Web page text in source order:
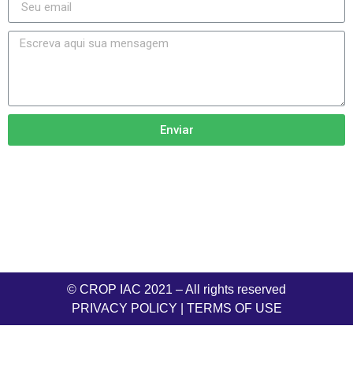
Enviar
© CROP IAC 2021 – All rights reserved
PRIVACY POLICY
TERMS OF USE